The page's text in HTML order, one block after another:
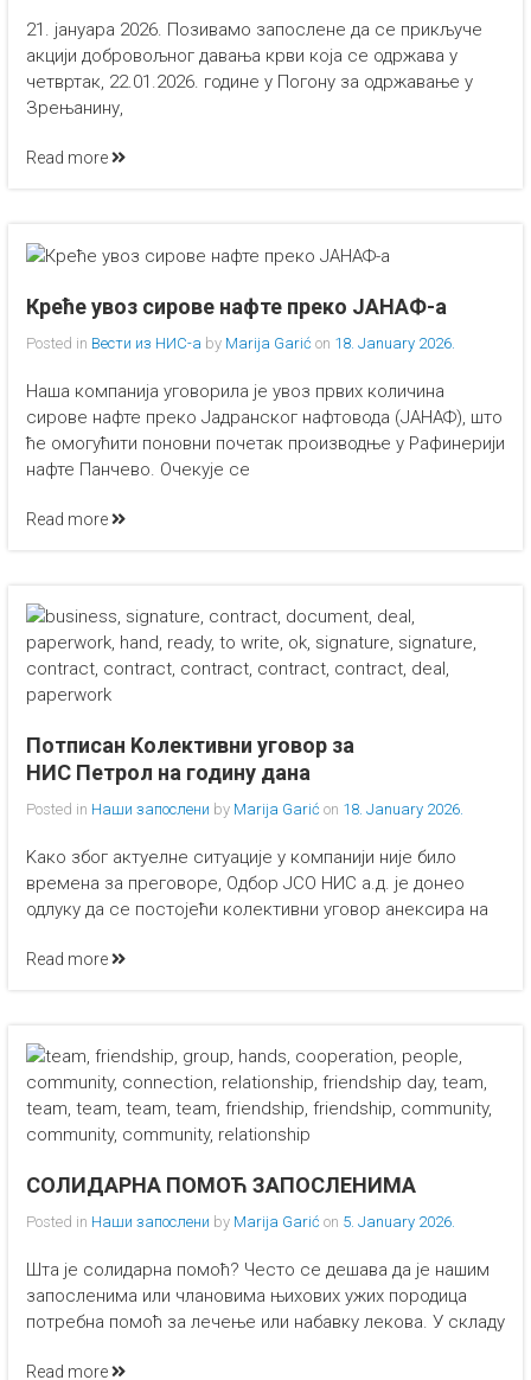
21. јануара 2026. Позивамо запослене да се прикључе
акцији добровољног давања крви која се одржава у
четвртак, 22.01.2026. године у Погону за одржавање у
Зрењанину,
Read more
Креће увоз сирове нафте преко ЈАНАФ-а
Posted in Вести из НИС-а by Marija Garić on 18. January 2026.
Наша компанија уговорила је увоз првих количина
сирове нафте преко Јадранског нафтовода (ЈАНАФ), што
ће омогућити поновни почетак производње у Рафинерији
нафте Панчево. Очекује се
Read more
Потписан Kолективни уговор за
НИС Петрол на годину дана
Posted in Наши запослени by Marija Garić on 18. January 2026.
Kако због актуелне ситуације у компанији није билo
времена за преговоре, Одбор ЈСО НИС а.д. је донео
одлуку да се постојећи колективни уговор анексира на
Read more
СОЛИДАРНА ПОМОЋ ЗАПОСЛЕНИМА
Posted in Наши запослени by Marija Garić on 5. January 2026.
Шта је солидарна помоћ? Често се дешава да је нашим
запосленима или члановима њихових ужих породица
потребна помоћ за лечење или набавку лекова. У складу
Read more